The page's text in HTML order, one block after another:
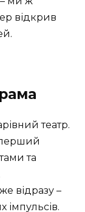
відкрив
театр.
та
відразу –
імпульсів.